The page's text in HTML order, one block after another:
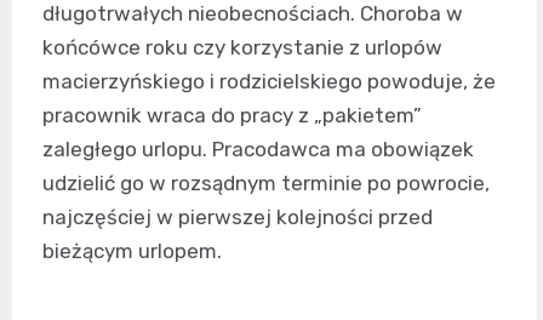
długotrwałych nieobecnościach. Choroba w
końcówce roku czy korzystanie z urlopów
macierzyńskiego i rodzicielskiego powoduje, że
pracownik wraca do pracy z „pakietem”
zaległego urlopu. Pracodawca ma obowiązek
udzielić go w rozsądnym terminie po powrocie,
najczęściej w pierwszej kolejności przed
bieżącym urlopem.